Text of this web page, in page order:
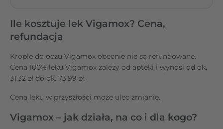
Ile kosztuje lek Vigamox? Cena,
refundacja
Krople do oczu Vigamox obecnie nie są refundowane.
Cena 100% leku Vigamox zależy od apteki i wynosi od ok.
31,32 zł do ok. 73,99 zł.
Cena leku w przyszłości może ulec zmianie.
Vigamox – jak działa, na co i dla kogo?